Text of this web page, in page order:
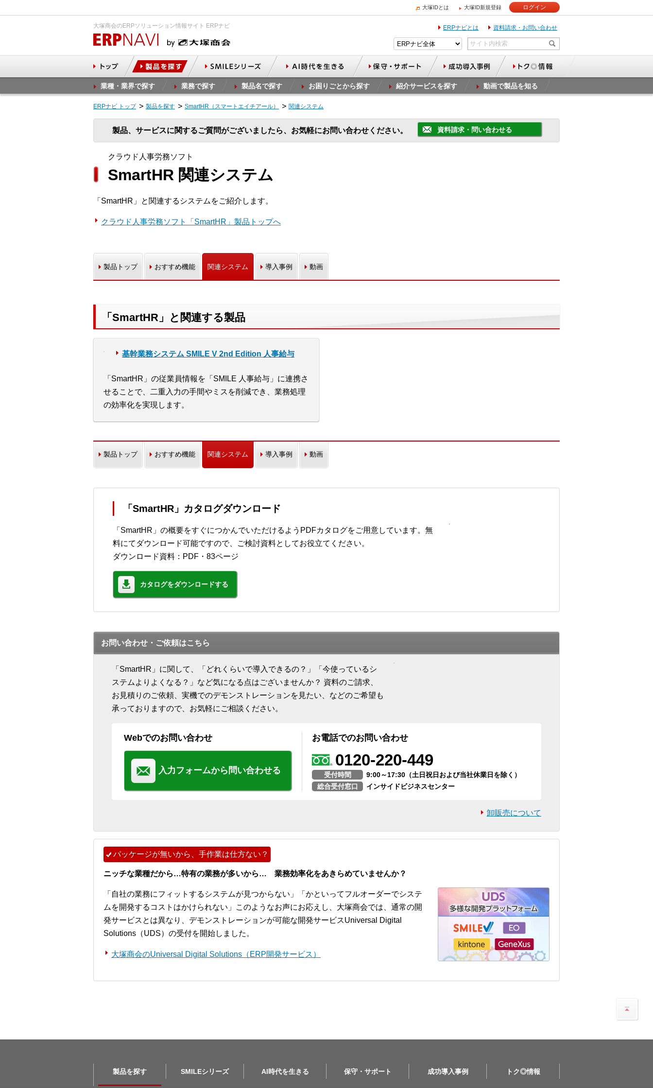
大塚IDとは 大塚ID新規登録 ログイン
大塚商会のERPソリューション情報サイト ERPナビ ERPナビとは 資料請求・お問い合わせ
業種・業界で探す 業務で探す 製品名で探す お困りごとから探す 紹介サービスを探す 動画で製品を知る
ERPナビ トップ 製品を探す SmartHR（スマートエイチアール） 関連システム
製品、サービスに関するご質問がございましたら、お気軽にお問い合わせください。 資料請求・問い合わせる
クラウド人事労務ソフト
SmartHR 関連システム
「SmartHR」と関連するシステムをご紹介します。
クラウド人事労務ソフト「SmartHR」製品トップへ
製品トップ おすすめ機能 関連システム 導入事例 動画
「SmartHR」と関連する製品
基幹業務システム SMILE V 2nd Edition 人事給与
「SmartHR」の従業員情報を「SMILE 人事給与」に連携さ
せることで、二重入力の手間やミスを削減でき、業務処理
の効率化を実現します。
製品トップ おすすめ機能 関連システム 導入事例 動画
「SmartHR」カタログダウンロード
「SmartHR」の概要をすぐにつかんでいただけるようPDFカタログをご用意しています。無
料にてダウンロード可能ですので、ご検討資料としてお役立てください。
ダウンロード資料：PDF・83ページ
カタログをダウンロードする
お問い合わせ・ご依頼はこちら
「SmartHR」に関して、「どれくらいで導入できるの？」「今使っているシ
ステムよりよくなる？」など気になる点はございませんか？ 資料のご請求、
お見積りのご依頼、実機でのデモンストレーションを見たい、などのご希望も
承っておりますので、お気軽にご相談ください。
Webでのお問い合わせ
入力フォームから問い合わせる
お電話でのお問い合わせ
0120-220-449
受付時間
9:00～17:30（土日祝日および当社休業日を除く）
総合受付窓口
インサイドビジネスセンター
卸販売について
パッケージが無いから、手作業は仕方ない？
ニッチな業種だから…特有の業務が多いから… 業務効率化をあきらめていませんか？
「自社の業務にフィットするシステムが見つからない」「かといってフルオーダーでシステ
ムを開発するコストはかけられない」このようなお声にお応えし、大塚商会では、通常の開
発サービスとは異なり、デモンストレーションが可能な開発サービスUniversal Digital
Solutions（UDS）の受付を開始しました。
大塚商会のUniversal Digital Solutions（ERP開発サービス）
製品を探す SMILEシリーズ AI時代を生きる 保守・サポート 成功導入事例 トク◎情報